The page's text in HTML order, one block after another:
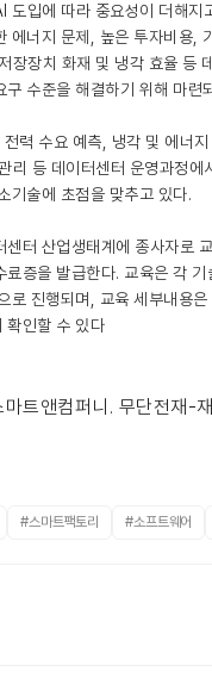
도입에 따라 중요성이 더해지
에너지 문제, 높은 투자비용,
장장치 화재 및 냉각 효율 등
구 수준을 해결하기 위해 마련
력 수요 예측, 냉각 및 에너
리 등 데이터센터 운영과정에
기술에 초점을 맞추고 있다.
센터 산업생태계에 종사자로
료증을 발급한다. 교육은 각 기
로 진행되며, 교육 세부내용은
확인할 수 있다
트앤컴퍼니. 무단전재-
#스마트팩토리 #소프트웨어